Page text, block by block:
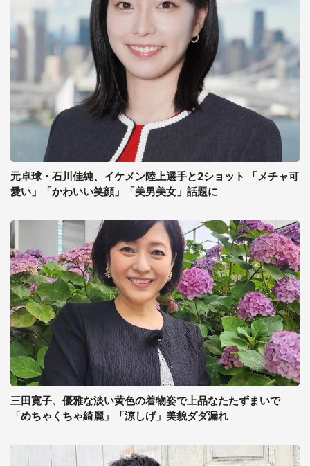
元卓球・石川佳純、イケメン陸上選手と2ショット 「メチャ可
愛い」「かわいい笑顔」「美男美女」話題に
三田寛子、優雅な淡い黄色の着物姿で上品なたたずまいで
「めちゃくちゃ綺麗」「涼しげ」美貌ダダ漏れ